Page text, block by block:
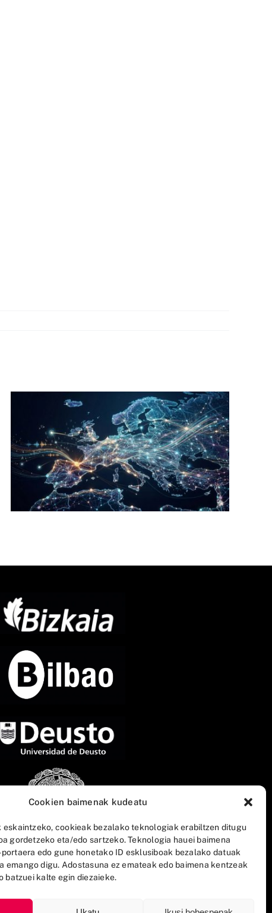
Cookien baimenak kudeatu
eskaintzeko, cookieak bezalako teknologiak erabiltzen ditugu
gordetzeko eta/edo sartzeko. Teknologia hauei baimena
edo gune honetako ID esklusiboak bezalako datuak
emango digu. Adostasuna ez emateak edo baimena kentzeak
batzuei kalte egin diezaieke.